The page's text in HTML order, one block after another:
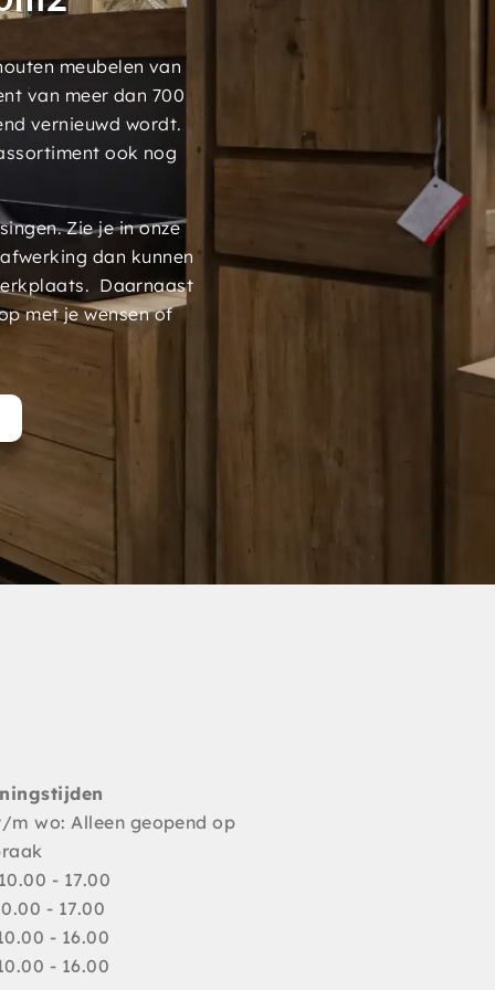
meubelen van
van meer dan 700
vernieuwd wordt.
ook nog
Zie je in onze
dan kunnen
Daarnaast
met je wensen of
m wo: Alleen geopend op
- 17.00
- 17.00
- 16.00
- 16.00